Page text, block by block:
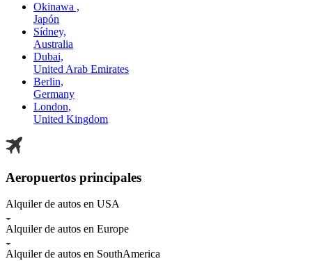
Okinawa ,
Japón
Sídney,
Australia
Dubai,
United Arab Emirates
Berlin,
Germany
London,
United Kingdom
Aeropuertos principales
Alquiler de autos en USA
Alquiler de autos en Europe
Alquiler de autos en SouthAmerica